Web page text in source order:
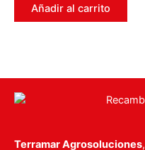
Añadir al carrito
Terramar Agrosoluciones,